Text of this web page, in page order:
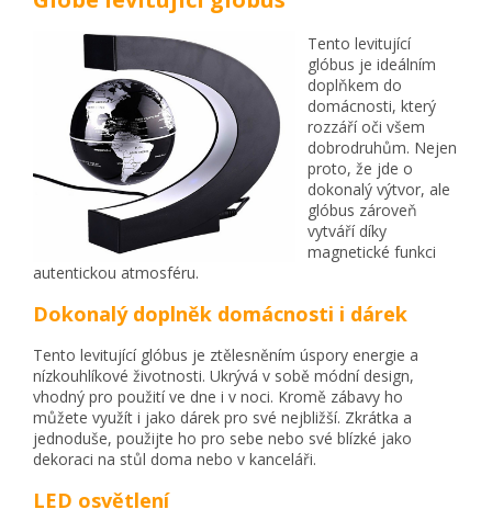
Tento levitující
glóbus je ideálním
doplňkem do
domácnosti, který
rozzáří oči všem
dobrodruhům. Nejen
proto, že jde o
dokonalý výtvor, ale
glóbus zároveň
vytváří díky
magnetické funkci
autentickou atmosféru.
Dokonalý doplněk domácnosti i dárek
Tento levitující glóbus je ztělesněním úspory energie a
nízkouhlíkové životnosti. Ukrývá v sobě módní design,
vhodný pro použití ve dne i v noci. Kromě zábavy ho
můžete využít i jako dárek pro své nejbližší. Zkrátka a
jednoduše, použijte ho pro sebe nebo své blízké jako
dekoraci na stůl doma nebo v kanceláři.
LED osvětlení